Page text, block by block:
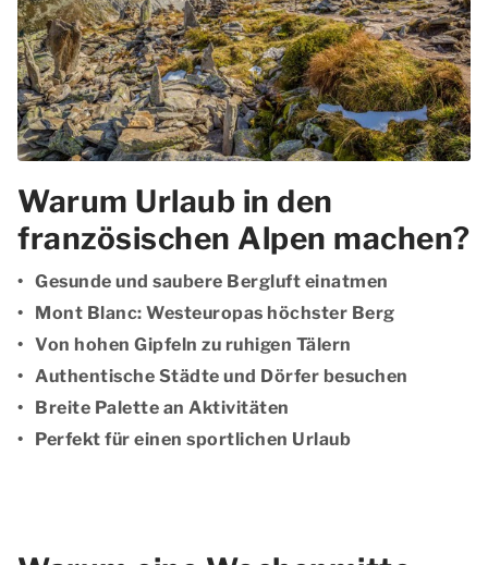
Warum Urlaub in den
französischen Alpen machen?
Gesunde und saubere Bergluft einatmen
Mont Blanc: Westeuropas höchster Berg
Von hohen Gipfeln zu ruhigen Tälern
Authentische Städte und Dörfer besuchen
Breite Palette an Aktivitäten
Perfekt für einen sportlichen Urlaub